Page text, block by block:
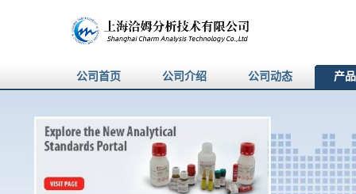
公司首页 公司介绍 公司动态 产